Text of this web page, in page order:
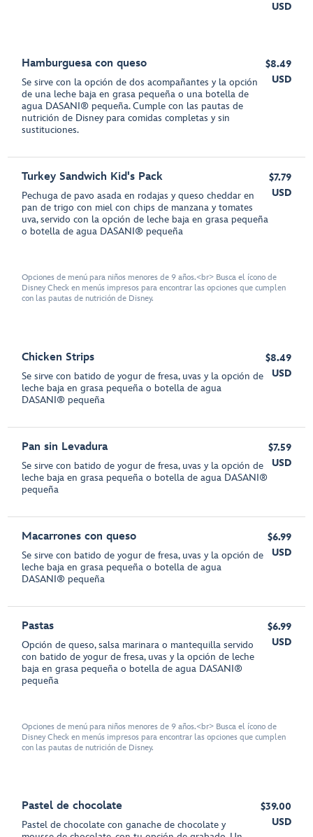
USD
Hamburguesa con queso
Se sirve con la opción de dos acompañantes y la opción
de una leche baja en grasa pequeña o una botella de
agua DASANI® pequeña. Cumple con las pautas de
nutrición de Disney para comidas completas y sin
sustituciones.
$8.49
USD
Turkey Sandwich Kid's Pack
Pechuga de pavo asada en rodajas y queso cheddar en
pan de trigo con miel con chips de manzana y tomates
uva, servido con la opción de leche baja en grasa pequeña
o botella de agua DASANI® pequeña
$7.79
USD
Opciones de menú para niños menores de 9 años.<br> Busca el ícono de
Disney Check en menús impresos para encontrar las opciones que cumplen
con las pautas de nutrición de Disney.
Chicken Strips
Se sirve con batido de yogur de fresa, uvas y la opción de
leche baja en grasa pequeña o botella de agua
DASANI® pequeña
$8.49
USD
Pan sin Levadura
Se sirve con batido de yogur de fresa, uvas y la opción de
leche baja en grasa pequeña o botella de agua DASANI®
pequeña
$7.59
USD
Macarrones con queso
Se sirve con batido de yogur de fresa, uvas y la opción de
leche baja en grasa pequeña o botella de agua
DASANI® pequeña
$6.99
USD
Pastas
Opción de queso, salsa marinara o mantequilla servido
con batido de yogur de fresa, uvas y la opción de leche
baja en grasa pequeña o botella de agua DASANI®
pequeña
$6.99
USD
Opciones de menú para niños menores de 9 años.<br> Busca el ícono de
Disney Check en menús impresos para encontrar las opciones que cumplen
con las pautas de nutrición de Disney.
Pastel de chocolate
Pastel de chocolate con ganache de chocolate y
$39.00
USD